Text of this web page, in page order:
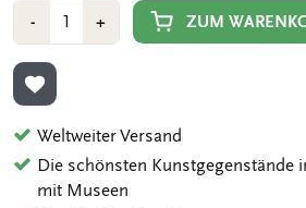
-Min
1
Anzahl
+Plus
1
ZUM
ZUR WUNSCHLISTE HINZUFÜGEN
Weltweiter Versand
Die schönsten Kunstgegenstände
mit Museen